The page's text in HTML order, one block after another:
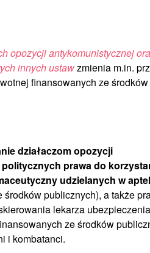
opozycji antykomunistycznej
innych ustawzmienia m.in.
finansowanych ze środków
działaczom opozycji
prawa do
udzielanych w
publicznych), a także
lekarza ubezpieczenia
ze środków
i kombatanci.